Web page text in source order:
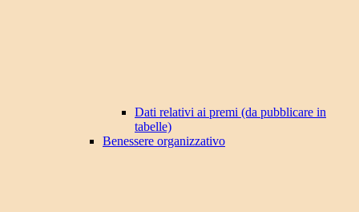
Dati relativi ai premi (da pubblicare in
tabelle)
Benessere organizzativo